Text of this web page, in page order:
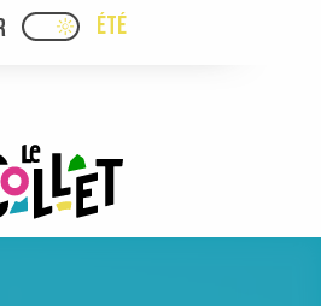
D’ACCUEIL ACTUELLE ÉTÉ :
PAGE D’ACCUEIL
ÉTÉ